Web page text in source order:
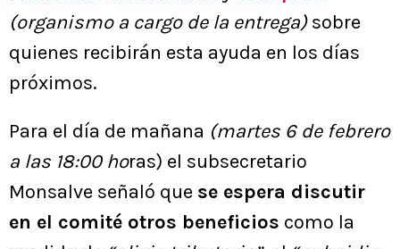
(organismo a cargo de la entrega)sobre
quienes recibirán esta ayuda en los días
próximos.
Para el día de mañana (martes 6 de febrero
a las 18:00 horas) el subsecretario
Monsalve señaló que se espera discutir
en el comité otros beneficios como la